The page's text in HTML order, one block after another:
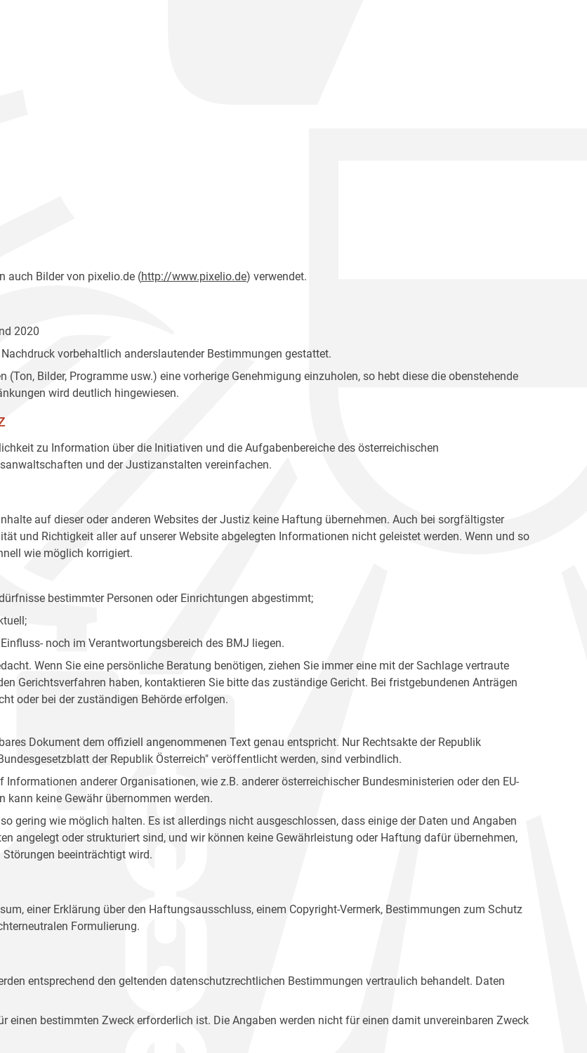
auch Bilder von pixelio.de (http://www.pixelio.de) verwendet.
2020
vorbehaltlich anderslautender Bestimmungen gestattet.
Bilder, Programme usw.) eine vorherige Genehmigung einzuholen, so hebt diese die obenstehende
wird deutlich hingewiesen.
zu Information über die Initiativen und die Aufgabenbereiche des österreichischen
und der Justizanstalten vereinfachen.
auf dieser oder anderen Websites der Justiz keine Haftung übernehmen. Auch bei sorgfältigster
und Richtigkeit aller auf unserer Website abgelegten Informationen nicht geleistet werden. Wenn und so
wie möglich korrigiert.
bestimmter Personen oder Einrichtungen abgestimmt;
noch im Verantwortungsbereich des BMJ liegen.
Wenn Sie eine persönliche Beratung benötigen, ziehen Sie immer eine mit der Sachlage vertraute
Gerichtsverfahren haben, kontaktieren Sie bitte das zuständige Gericht. Bei fristgebundenen Anträgen
oder bei der zuständigen Behörde erfolgen.
Dokument dem offiziell angenommenen Text genau entspricht. Nur Rechtsakte der Republik
der Republik Österreich" veröffentlicht werden, sind verbindlich.
anderer Organisationen, wie z.B. anderer österreichischer Bundesministerien oder den EU-
kann keine Gewähr übernommen werden.
gering wie möglich halten. Es ist allerdings nicht ausgeschlossen, dass einige der Daten und Angaben
angelegt oder strukturiert sind, und wir können keine Gewährleistung oder Haftung dafür übernehmen,
beeinträchtigt wird.
einer Erklärung über den Haftungsausschluss, einem Copyright-Vermerk, Bestimmungen zum Schutz
Formulierung.
entsprechend den geltenden datenschutzrechtlichen Bestimmungen vertraulich behandelt. Daten
einen bestimmten Zweck erforderlich ist. Die Angaben werden nicht für einen damit unvereinbaren Zweck